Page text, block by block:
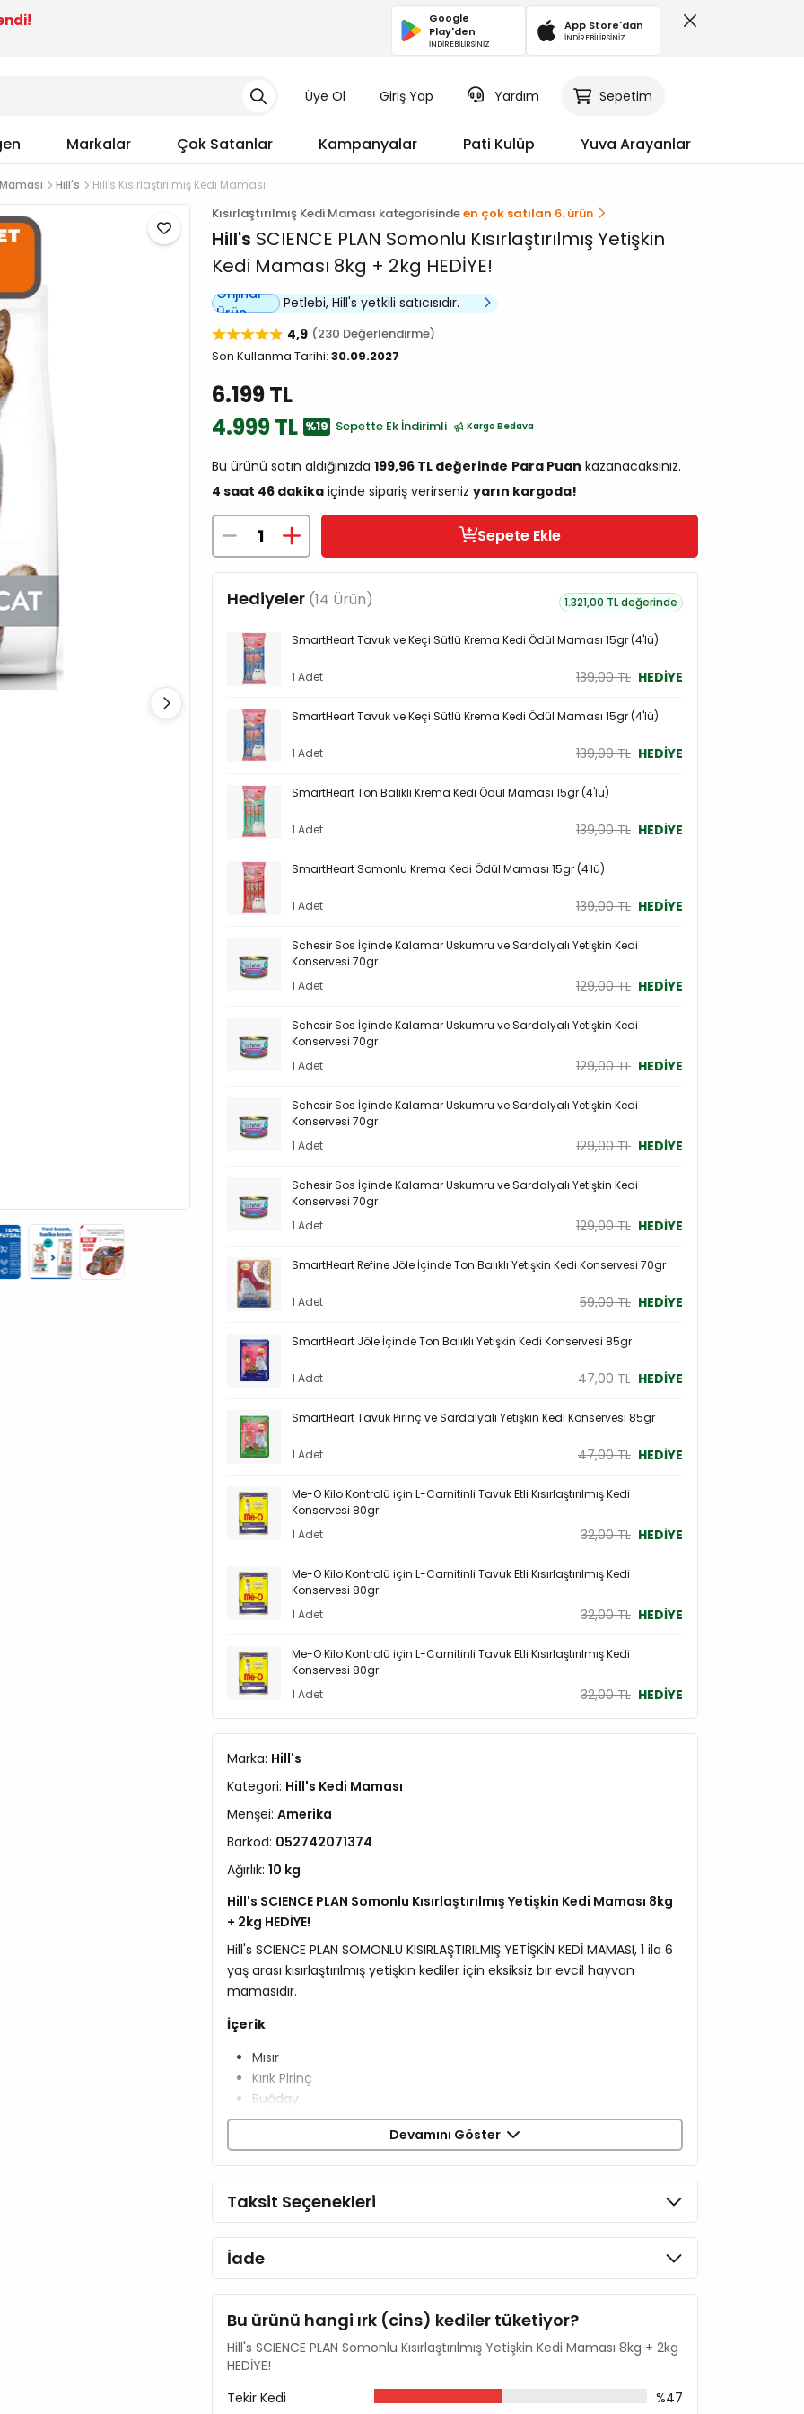
Google
Play'den
İNDİREBİLİRSİNİZ
App Store'dan
İNDİREBİLİRSİNİZ
Üye Ol Giriş Yap Yardım Sepetim
Markalar Çok Satanlar Kampanyalar Pati Kulüp Yuva Arayanlar
Hill's Hill's Kısırlaştırılmış Kedi Maması
Kısırlaştırılmış Kedi Maması kategorisindeen çok satılan 6. ürün
Hill's SCIENCE PLAN Somonlu Kısırlaştırılmış Yetişkin
Kedi Maması 8kg + 2kg HEDİYE!
Orijinal
Ürün
Petlebi, Hill's yetkili satıcısıdır.
4,9
230 Değerlendirme
Son Kullanma Tarihi: 30.09.2027
6.199 TL
4.999 TL %19 Sepette Ek İndirimli Kargo Bedava
Bu ürünü satın aldığınızda 199,96 TL değerinde Para Puan kazanacaksınız.
4 saat 46 dakika içinde sipariş verirseniz yarın kargoda!
Sepete Ekle
Hediyeler (14 Ürün) 1.321,00 TL değerinde
SmartHeart Tavuk ve Keçi Sütlü Krema Kedi Ödül Maması 15gr (4'lü)
1 Adet 139,00 TL HEDİYE
SmartHeart Tavuk ve Keçi Sütlü Krema Kedi Ödül Maması 15gr (4'lü)
1 Adet 139,00 TL HEDİYE
SmartHeart Ton Balıklı Krema Kedi Ödül Maması 15gr (4'lü)
1 Adet 139,00 TL HEDİYE
SmartHeart Somonlu Krema Kedi Ödül Maması 15gr (4'lü)
1 Adet 139,00 TL HEDİYE
Schesir Sos İçinde Kalamar Uskumru ve Sardalyalı Yetişkin Kedi
Konservesi 70gr
1 Adet
129,00 TL HEDİYE
Schesir Sos İçinde Kalamar Uskumru ve Sardalyalı Yetişkin Kedi
Konservesi 70gr
1 Adet
129,00 TL HEDİYE
Schesir Sos İçinde Kalamar Uskumru ve Sardalyalı Yetişkin Kedi
Konservesi 70gr
1 Adet
129,00 TL HEDİYE
Schesir Sos İçinde Kalamar Uskumru ve Sardalyalı Yetişkin Kedi
Konservesi 70gr
1 Adet
129,00 TL HEDİYE
SmartHeart Refine Jöle İçinde Ton Balıklı Yetişkin Kedi Konservesi 70gr
1 Adet 59,00 TL HEDİYE
SmartHeart Jöle İçinde Ton Balıklı Yetişkin Kedi Konservesi 85gr
1 Adet 47,00 TL HEDİYE
SmartHeart Tavuk Pirinç ve Sardalyalı Yetişkin Kedi Konservesi 85gr
1 Adet 47,00 TL HEDİYE
Me-O Kilo Kontrolü için L-Carnitinli Tavuk Etli Kısırlaştırılmış Kedi
Konservesi 80gr
1 Adet
32,00 TL HEDİYE
Me-O Kilo Kontrolü için L-Carnitinli Tavuk Etli Kısırlaştırılmış Kedi
Konservesi 80gr
1 Adet
32,00 TL HEDİYE
Me-O Kilo Kontrolü için L-Carnitinli Tavuk Etli Kısırlaştırılmış Kedi
Konservesi 80gr
1 Adet
32,00 TL HEDİYE
Marka: Hill's
Kategori: Hill's Kedi Maması
Menşei: Amerika
Barkod: 052742071374
Ağırlık: 10 kg
Hill's SCIENCE PLAN Somonlu Kısırlaştırılmış Yetişkin Kedi Maması 8kg
+ 2kg HEDİYE!
Hill's SCIENCE PLAN SOMONLU KISIRLAŞTIRILMIŞ YETİŞKİN KEDİ MAMASI, 1 ila 6
yaş arası kısırlaştırılmış yetişkin kediler için eksiksiz bir evcil hayvan
mamasıdır.
İçerik
Mısır
Kırık Pirinç
Buğday
Tavuk ve Hindi Unu
Hayvansal Yağ
Bitkisel Yağ
Protein %31,8
Yağ %10,7
Ham lif %1,1
Ham kül %5,8
Devamını Göster
Taksit Seçenekleri
İade
Bu ürünü hangi ırk (cins) kediler tüketiyor?
Hill's SCIENCE PLAN Somonlu Kısırlaştırılmış Yetişkin Kedi Maması 8kg + 2kg
HEDİYE!
Tekir Kedi
%47